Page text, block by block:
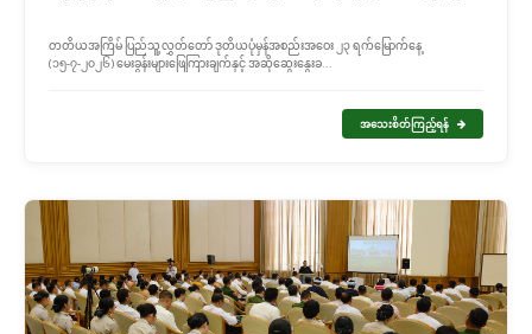
တတိယအကြိမ် ပြည်သူ့လွှတ်တော် ဒုတိယပုံမှန်အစည်းအဝေး ၂၃ ရက်မြောက်နေ့
(၁၅-၇-၂၀၂၆) မေးခွန်းများဖြေကြားချက်နှင့် အဆိုဆွေးနွေးခ...
အသေးစိတ်ကြည့်ရန်